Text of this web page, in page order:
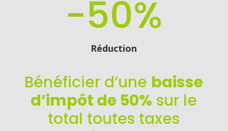
-50%
Réduction
Bénéficier d’une baisse
d’impôt de 50% sur le
total toutes taxes